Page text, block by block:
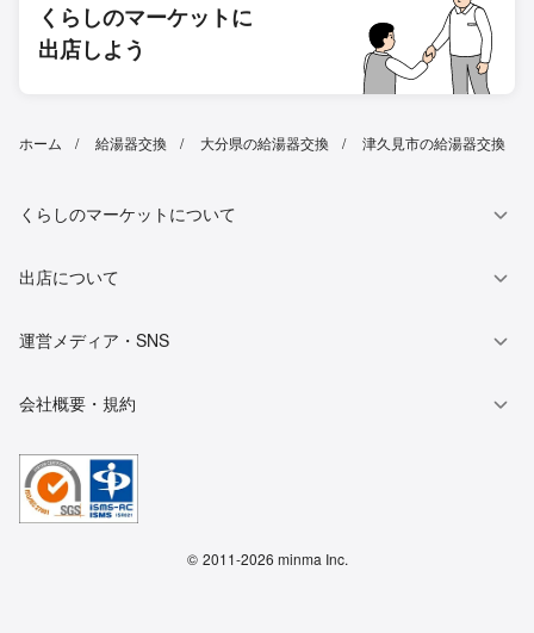
くらしのマーケットに
出店しよう
ホーム 給湯器交換 大分県の給湯器交換 津久見市の給湯器交換
くらしのマーケットについて
出店について
運営メディア・SNS
会社概要・規約
© 2011-2026 minma Inc.